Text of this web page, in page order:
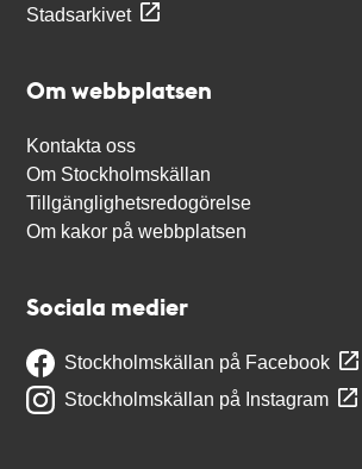
Stadsarkivet
Om webbplatsen
Kontakta oss
Om Stockholmskällan
Tillgänglighetsredogörelse
Om kakor på webbplatsen
Sociala medier
Stockholmskällan på Facebook
Stockholmskällan på Instagram